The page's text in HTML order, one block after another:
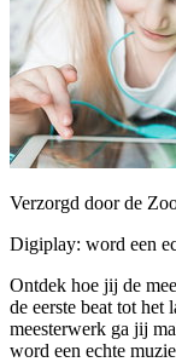
Verzorgd door de
Digiplay: word een
Ontdek hoe jij de
de eerste beat tot
meesterwerk ga jij
word een echte